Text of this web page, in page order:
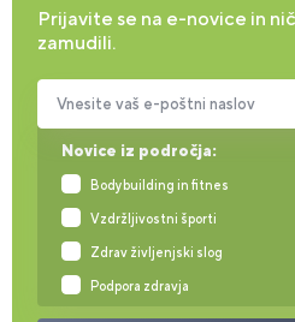
Prijavite se na e-novice in
zamudili.
Novice iz področja:
Bodybuilding in fitnes
Vzdržljivostni športi
Zdrav življenjski slog
Podpora zdravja
Vnesite vaš e-poštni naslov